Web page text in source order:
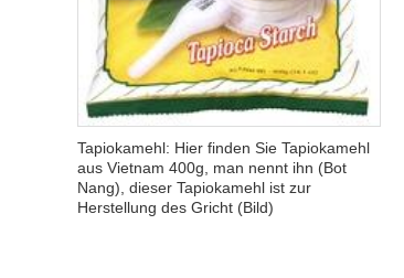
Tapiokamehl: Hier finden Sie Tapiokamehl
aus Vietnam 400g, man nennt ihn (Bot
Nang), dieser Tapiokamehl ist zur
Herstellung des Gricht (Bild)